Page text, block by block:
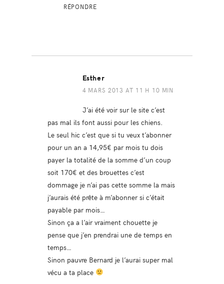
RÉPONDRE
Esther
4 MARS 2013 AT 11 H 10 MIN
J’ai été voir sur le site c’est
pas mal ils font aussi pour les chiens.
Le seul hic c’est que si tu veux t’abonner
pour un an a 14,95€ par mois tu dois
payer la totalité de la somme d’un coup
soit 170€ et des brouettes c’est
dommage je n’ai pas cette somme la mais
j’aurais été prête à m’abonner si c’était
payable par mois…
Sinon ça a l’air vraiment chouette je
pense que j’en prendrai une de temps en
temps…
Sinon pauvre Bernard je l’aurai super mal
vécu a ta place